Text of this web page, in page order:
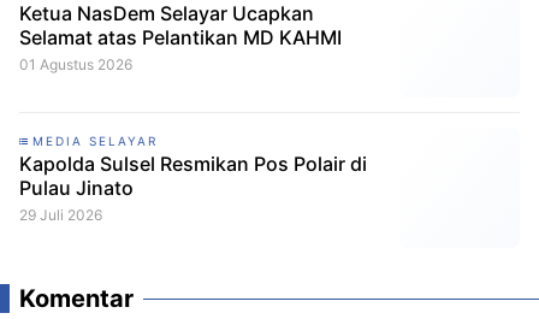
Ketua NasDem Selayar Ucapkan
Selamat atas Pelantikan MD KAHMI
01 Agustus 2026
MEDIA SELAYAR
Kapolda Sulsel Resmikan Pos Polair di
Pulau Jinato
29 Juli 2026
Komentar